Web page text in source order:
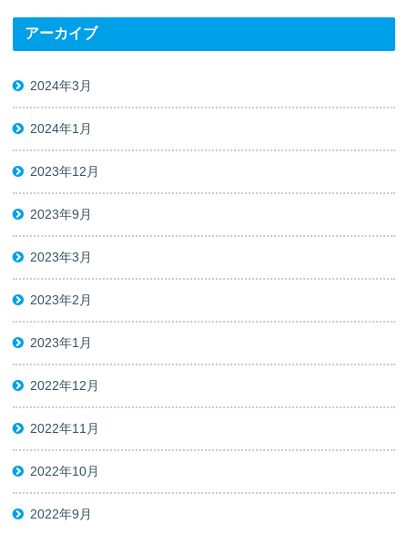
アーカイブ
2024年3月
2024年1月
2023年12月
2023年9月
2023年3月
2023年2月
2023年1月
2022年12月
2022年11月
2022年10月
2022年9月